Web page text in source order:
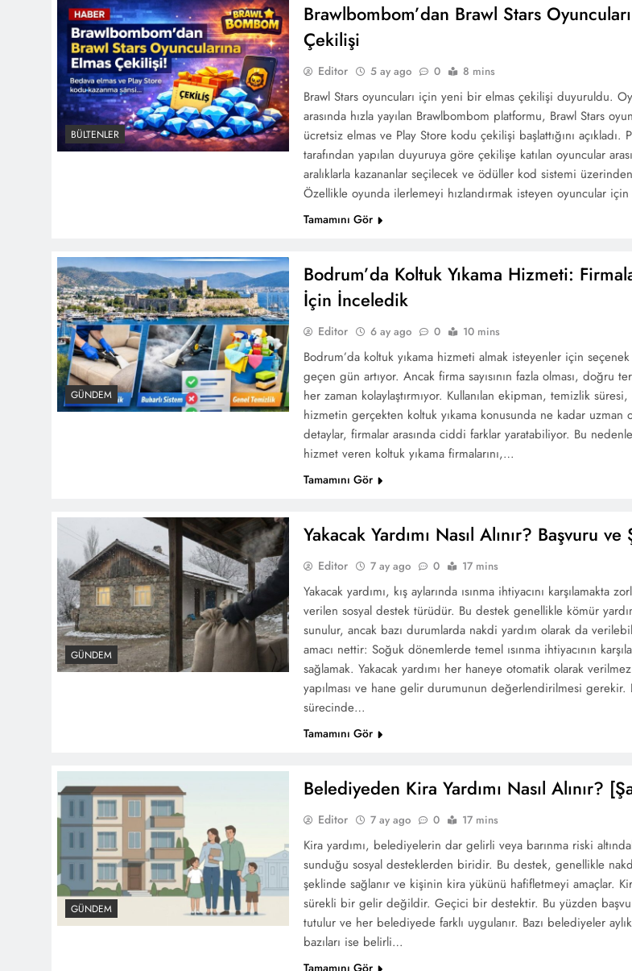
BÜLTENLER
Brawlbombom’dan Brawl Stars
Çekilişi
Editor 5 ay ago 0 8 mins
Brawl Stars oyuncuları için yeni bir elmas çekilişi duyuruldu.
arasında hızla yayılan Brawlbombom platformu, Brawl Stars
ücretsiz elmas ve Play Store kodu çekilişi başlattığını açıkladı.
tarafından yapılan duyuruya göre çekilişe katılan oyuncular
aralıklarla kazananlar seçilecek ve ödüller kod sistemi üzerinden
Özellikle oyunda ilerlemeyi hızlandırmak isteyen oyuncular
Tamamını Gör
GÜNDEM
Bodrum’da Koltuk Yıkama Hizmeti:
İçin İnceledik
Editor 6 ay ago 0 10 mins
Bodrum’da koltuk yıkama hizmeti almak isteyenler için seçenek
geçen gün artıyor. Ancak firma sayısının fazla olması, doğru
her zaman kolaylaştırmıyor. Kullanılan ekipman, temizlik süresi,
hizmetin gerçekten koltuk yıkama konusunda ne kadar
detaylar, firmalar arasında ciddi farklar yaratabiliyor. Bu
hizmet veren koltuk yıkama firmalarını,…
Tamamını Gör
GÜNDEM
Yakacak Yardımı Nasıl Alınır? Başvuru ve
Editor 7 ay ago 0 17 mins
Yakacak yardımı, kış aylarında ısınma ihtiyacını karşılamakta
verilen sosyal destek türüdür. Bu destek genellikle kömür
sunulur, ancak bazı durumlarda nakdi yardım olarak da
amacı nettir: Soğuk dönemlerde temel ısınma ihtiyacının
sağlamak. Yakacak yardımı her haneye otomatik olarak
yapılması ve hane gelir durumunun değerlendirilmesi
sürecinde…
Tamamını Gör
GÜNDEM
Belediyeden Kira Yardımı Nasıl Alınır?
Editor 7 ay ago 0 17 mins
Kira yardımı, belediyelerin dar gelirli veya barınma riski
sunduğu sosyal desteklerden biridir. Bu destek, genellikle
şeklinde sağlanır ve kişinin kira yükünü hafifletmeyi amaçlar.
sürekli bir gelir değildir. Geçici bir destektir. Bu yüzden
tutulur ve her belediyede farklı uygulanır. Bazı belediyeler
bazıları ise belirli…
Tamamını Gör